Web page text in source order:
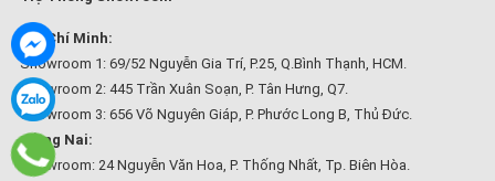
Hồ Chí Minh:
Showroom 1: 69/52 Nguyễn Gia Trí, P.25, Q.Bình Thạnh, HCM.
Showroom 2: 445 Trần Xuân Soạn, P. Tân Hưng, Q7.
Showroom 3: 656 Võ Nguyên Giáp, P. Phước Long B, Thủ Đức.
Đồng Nai:
Showroom: 24 Nguyễn Văn Hoa, P. Thống Nhất, Tp. Biên Hòa.